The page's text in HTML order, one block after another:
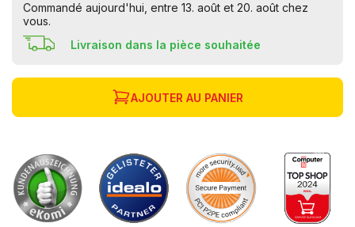
Commandé aujourd'hui, entre 13. août et 20. août chez
vous.
Livraison dans la pièce souhaitée
AJOUTER AU PANIER